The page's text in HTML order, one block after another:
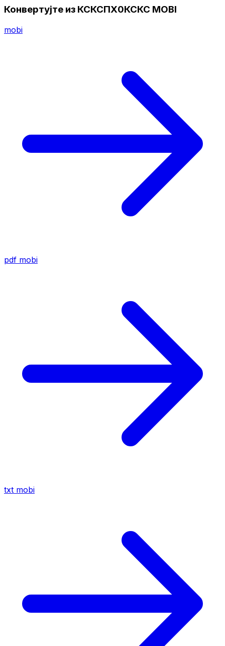
Конвертујте из КСКСПХ0КСКС MOBI
mobi
pdf mobi
txt mobi